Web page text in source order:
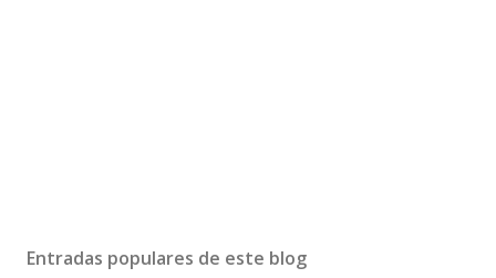
Entradas populares de este blog